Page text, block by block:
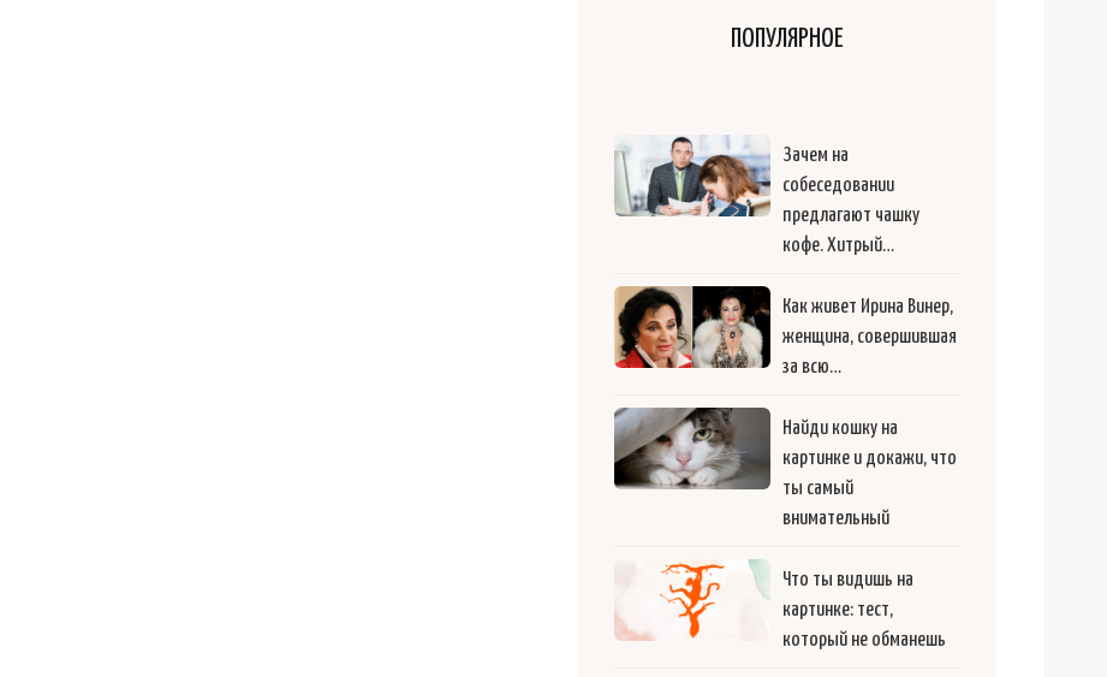
ПОПУЛЯРНОЕ
Зачем на
собеседовании
предлагают чашку
кофе. Хитрый…
Как живет Ирина Винер,
женщина, совершившая
за всю…
Найди кошку на
картинке и докажи, что
ты самый
внимательный
Что ты видишь на
картинке: тест,
который не обманешь